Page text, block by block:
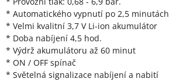
* Automatického vypnutí po 2,5 minutách
* Velmi kvalitní 3,7 V Li-ion akumulátor
* Doba nabíjení 4,5 hod.
* Výdrž akumulátoru až 60 minut
* ON / OFF spínač
* Světelná signalizace nabíjení a nabití